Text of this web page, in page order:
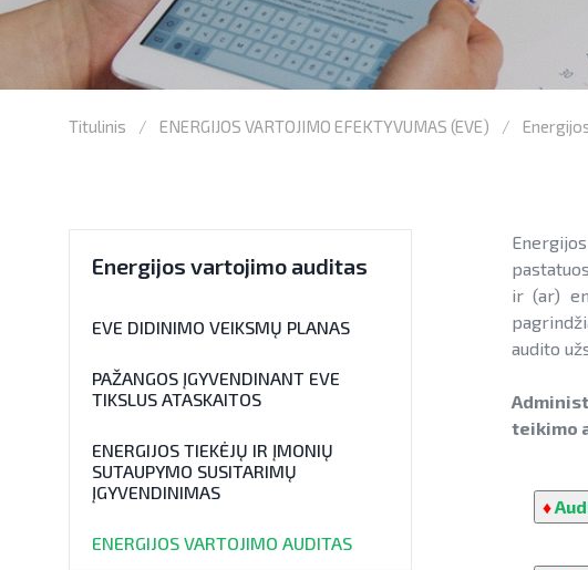
Titulinis ENERGIJOS VARTOJIMO EFEKTYVUMAS (EVE)
Energijos vartojimo auditas
EVE DIDINIMO VEIKSMŲ PLANAS
PAŽANGOS ĮGYVENDINANT EVE
TIKSLUS ATASKAITOS
ENERGIJOS TIEKĖJŲ IR ĮMONIŲ
SUTAUPYMO SUSITARIMŲ
ĮGYVENDINIMAS
ENERGIJOS VARTOJIMO AUDITAS
ir (ar)
audito
teikimo
♦